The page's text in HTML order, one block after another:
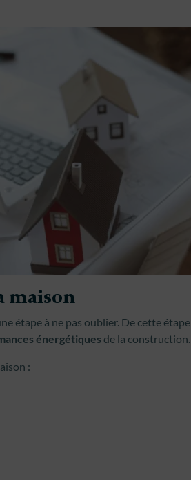
maison
étape à ne pas oublier. De cette étape
énergétiques de la construction.
: